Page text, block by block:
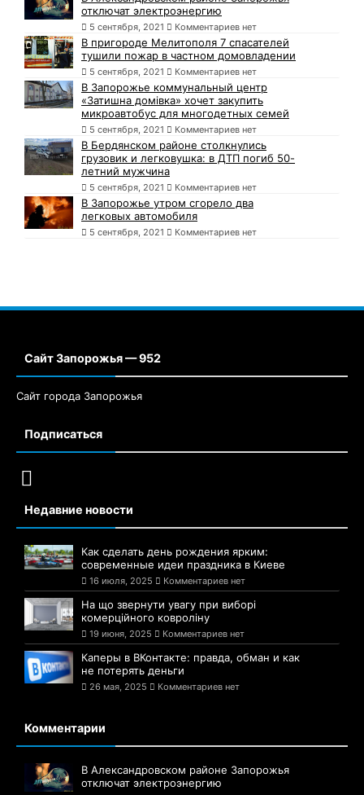
отключат электроэнергию
5 сентября, 2021 Комментариев нет
В пригороде Мелитополя 7 спасателей
тушили пожар в частном домовладении
5 сентября, 2021 Комментариев нет
В Запорожье коммунальный центр
«Затишна домівка» хочет закупить
микроавтобус для многодетных семей
5 сентября, 2021 Комментариев нет
В Бердянском районе столкнулись
грузовик и легковушка: в ДТП погиб 50-
летний мужчина
5 сентября, 2021 Комментариев нет
В Запорожье утром сгорело два
легковых автомобиля
5 сентября, 2021 Комментариев нет
Сайт Запорожья — 952
Сайт города Запорожья
Подписаться
Недавние новости
Как сделать день рождения ярким:
современные идеи праздника в Киеве
16 июля, 2025 Комментариев нет
На що звернути увагу при виборі
комерційного ковроліну
19 июня, 2025 Комментариев нет
Каперы в ВКонтакте: правда, обман и как
не потерять деньги
26 мая, 2025 Комментариев нет
Комментарии
В Александровском районе Запорожья
отключат электроэнергию